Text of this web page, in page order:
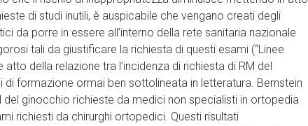
di studi inutili, è auspicabile che vengano creati degli
da porre in essere all’interno della rete sanitaria nazionale
tali da giustificare la richiesta di questi esami (“Linee
della relazione tra l’incidenza di richiesta di RM del
formazione ormai ben sottolineata in letteratura. Bernstein
del ginocchio richieste da medici non specialisti in ortopedia
richiesti da chirurghi ortopedici. Questi risultati